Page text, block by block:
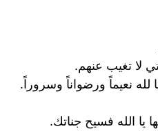
لا تغيب عنهم.
نعيماً ورضواناً وسروراً.
يا الله فسيح جناتك.